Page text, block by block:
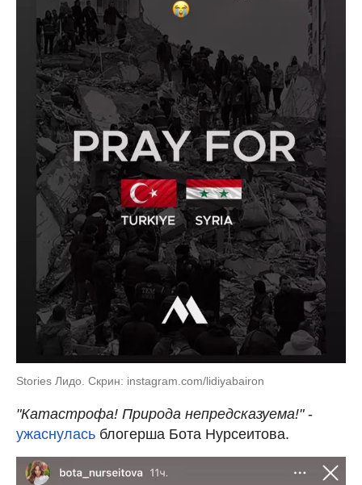
Stories Лидо. Скрин: instagram.com/lidiyabairon
"Катастрофа! Природа непредсказуема!"-
ужаснулась блогерша Бота Нурсеитова.